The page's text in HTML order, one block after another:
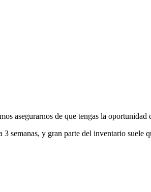
asegurarnos de que tengas la oportunidad
semanas, y gran parte del inventario